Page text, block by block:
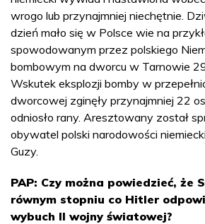
wrogo lub przynajmniej niechętnie.
dzień mało się w Polsce wie na
spowodowanym przez polskiego
bombowym na dworcu w Tarnowie
Wskutek eksplozji bomby w
dworcowej zginęły przynajmniej 22
odniosło rany. Aresztowany został
obywatel polski narodowości
Guzy.
PAP: Czy można powiedzieć, że
równym stopniu co Hitler
wybuch II wojny światowej?